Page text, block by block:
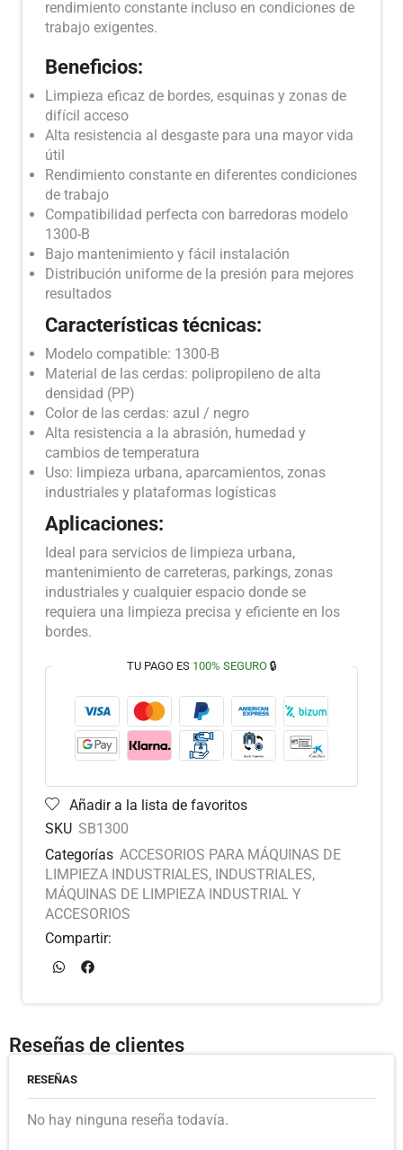
rendimiento constante incluso en condiciones de
trabajo exigentes.
Beneficios:
Limpieza eficaz de bordes, esquinas y zonas de
difícil acceso
Alta resistencia al desgaste para una mayor vida
útil
Rendimiento constante en diferentes condiciones
de trabajo
Compatibilidad perfecta con barredoras modelo
1300-B
Bajo mantenimiento y fácil instalación
Distribución uniforme de la presión para mejores
resultados
Características técnicas:
Modelo compatible: 1300-B
Material de las cerdas: polipropileno de alta
densidad (PP)
Color de las cerdas: azul / negro
Alta resistencia a la abrasión, humedad y
cambios de temperatura
Uso: limpieza urbana, aparcamientos, zonas
industriales y plataformas logísticas
Aplicaciones:
Ideal para servicios de limpieza urbana,
mantenimiento de carreteras, parkings, zonas
industriales y cualquier espacio donde se
requiera una limpieza precisa y eficiente en los
bordes.
TU PAGO ES 100% SEGURO🔒
Añadir a la lista de favoritos
SKU SB1300
Categorías ACCESORIOS PARA MÁQUINAS DE
LIMPIEZA INDUSTRIALES, INDUSTRIALES,
MÁQUINAS DE LIMPIEZA INDUSTRIAL Y
ACCESORIOS
Compartir:
Reseñas de clientes
RESEÑAS
No hay ninguna reseña todavía.